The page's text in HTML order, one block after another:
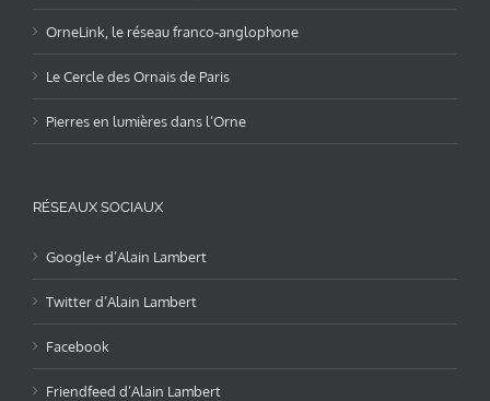
OrneLink, le réseau franco-anglophone
Le Cercle des Ornais de Paris
Pierres en lumières dans l’Orne
RÉSEAUX SOCIAUX
Google+ d’Alain Lambert
Twitter d’Alain Lambert
Facebook
Friendfeed d’Alain Lambert